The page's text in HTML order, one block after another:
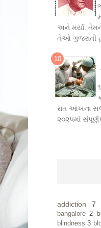
અને મર્યા.
તેઓ ગુજરાતી
રાત આંખના
૨૦૨૫માં
addiction 7
bangalore 2
blindness 3